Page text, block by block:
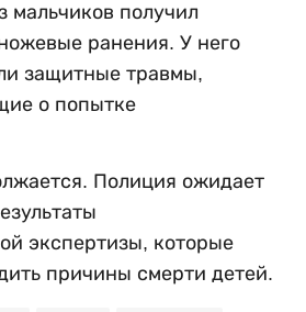
мальчиков получил
ранения. У него
защитные травмы,
о попытке
Полиция ожидает
экспертизы, которые
причины смерти детей.